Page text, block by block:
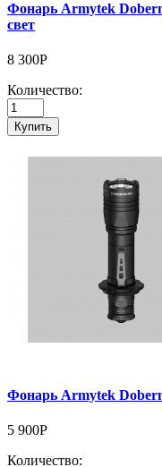
Фонарь Armytek
свет
8 300Р
Количество:
Купить
Фонарь Armytek
5 900Р
Количество: